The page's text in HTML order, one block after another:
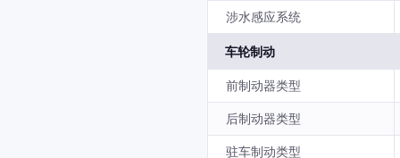
涉水感应系统
车轮制动
前制动器类型
后制动器类型
驻车制动类型